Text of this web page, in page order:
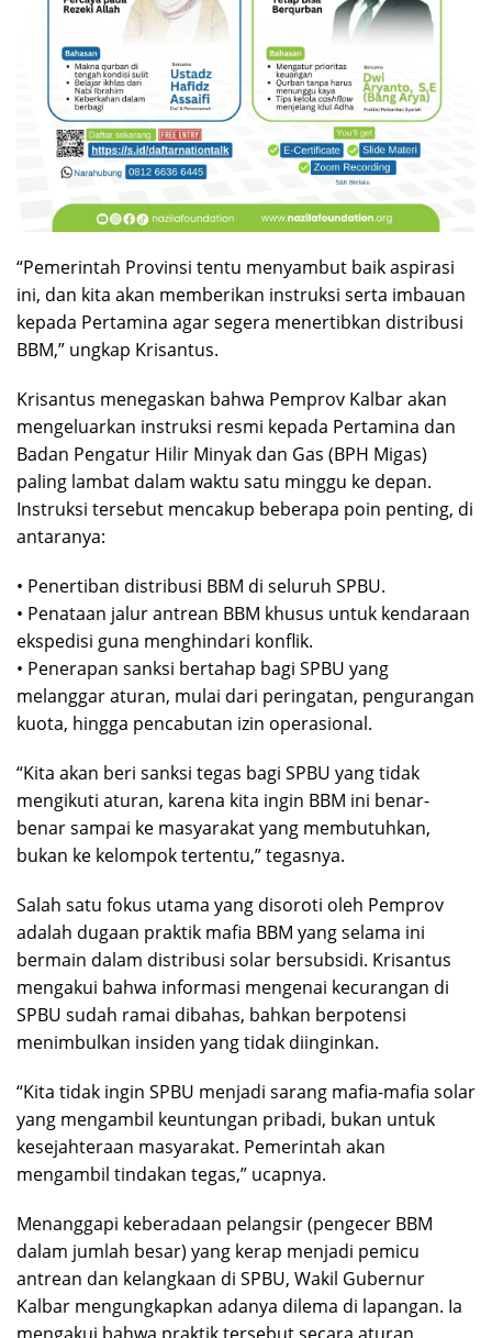
“Pemerintah Provinsi tentu menyambut baik aspirasi
ini, dan kita akan memberikan instruksi serta imbauan
kepada Pertamina agar segera menertibkan distribusi
BBM,” ungkap Krisantus.
Krisantus menegaskan bahwa Pemprov Kalbar akan
mengeluarkan instruksi resmi kepada Pertamina dan
Badan Pengatur Hilir Minyak dan Gas (BPH Migas)
paling lambat dalam waktu satu minggu ke depan.
Instruksi tersebut mencakup beberapa poin penting, di
antaranya:
• Penertiban distribusi BBM di seluruh SPBU.
• Penataan jalur antrean BBM khusus untuk kendaraan
ekspedisi guna menghindari konflik.
• Penerapan sanksi bertahap bagi SPBU yang
melanggar aturan, mulai dari peringatan, pengurangan
kuota, hingga pencabutan izin operasional.
“Kita akan beri sanksi tegas bagi SPBU yang tidak
mengikuti aturan, karena kita ingin BBM ini benar-
benar sampai ke masyarakat yang membutuhkan,
bukan ke kelompok tertentu,” tegasnya.
Salah satu fokus utama yang disoroti oleh Pemprov
adalah dugaan praktik mafia BBM yang selama ini
bermain dalam distribusi solar bersubsidi. Krisantus
mengakui bahwa informasi mengenai kecurangan di
SPBU sudah ramai dibahas, bahkan berpotensi
menimbulkan insiden yang tidak diinginkan.
“Kita tidak ingin SPBU menjadi sarang mafia-mafia solar
yang mengambil keuntungan pribadi, bukan untuk
kesejahteraan masyarakat. Pemerintah akan
mengambil tindakan tegas,” ucapnya.
Menanggapi keberadaan pelangsir (pengecer BBM
dalam jumlah besar) yang kerap menjadi pemicu
antrean dan kelangkaan di SPBU, Wakil Gubernur
Kalbar mengungkapkan adanya dilema di lapangan. Ia